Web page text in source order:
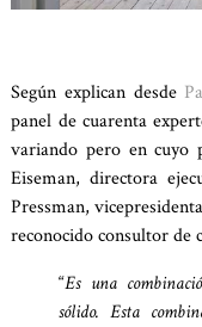
Según explican desde
panel de cuarenta
variando pero en cuyo
Eiseman, directora
Pressman,
reconocido consultor de
“Es una
sólido. Esta